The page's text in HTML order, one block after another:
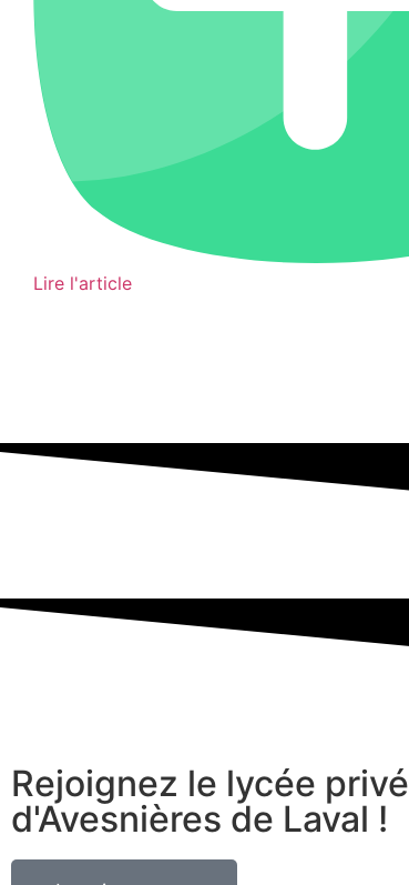
Lire l'article
Rejoignez le lycée privé
d'Avesnières de Laval !